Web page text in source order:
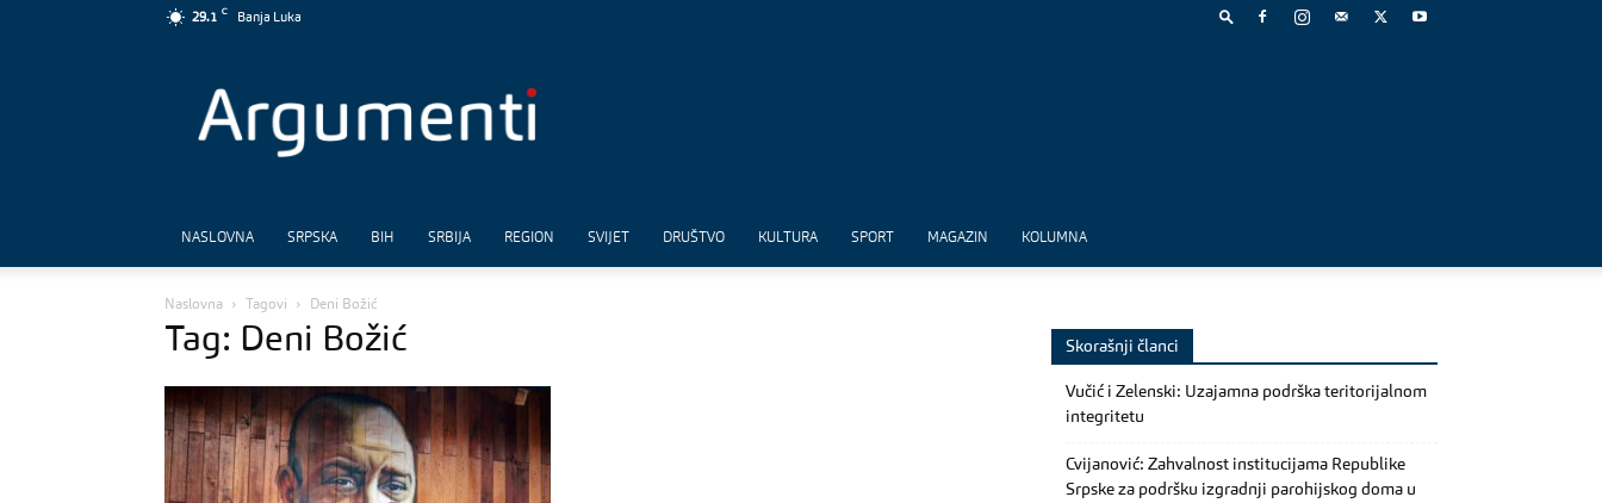
29.1
C
Banja Luka
NASLOVNA SRPSKA BIH SRBIJA REGION SVIJET DRUŠTVO KULTURA SPORT MAGAZIN KOLUMNA
Naslovna Tagovi Deni Božić
Tag: Deni Božić Skorašnji članci
Vučić i Zelenski: Uzajamna podrška teritorijalnom
integritetu
Cvijanović: Zahvalnost institucijama Republike
Srpske za podršku izgradnji parohijskog doma u